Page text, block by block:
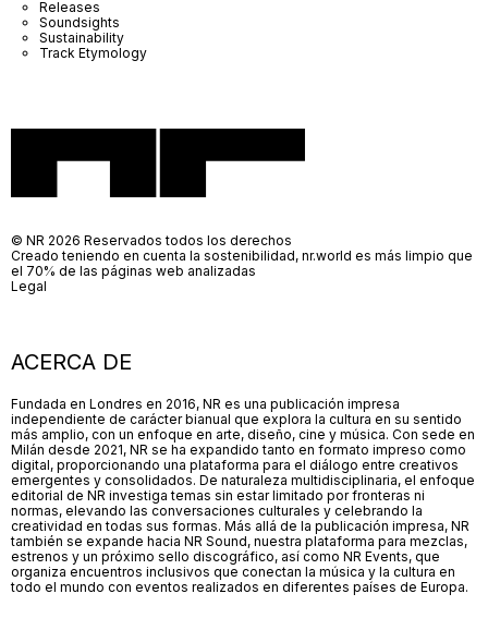
Releases
Soundsights
Sustainability
Track Etymology
ACERCA DE
Fundada en Londres en 2016, NR es una publicación impresa
independiente de carácter bianual que explora la cultura en su sentido
más amplio, con un enfoque en arte, diseño, cine y música. Con sede en
Milán desde 2021, NR se ha expandido tanto en formato impreso como
digital, proporcionando una plataforma para el diálogo entre creativos
emergentes y consolidados. De naturaleza multidisciplinaria, el enfoque
editorial de NR investiga temas sin estar limitado por fronteras ni
normas, elevando las conversaciones culturales y celebrando la
creatividad en todas sus formas. Más allá de la publicación impresa, NR
también se expande hacia NR Sound, nuestra plataforma para mezclas,
estrenos y un próximo sello discográfico, así como NR Events, que
organiza encuentros inclusivos que conectan la música y la cultura en
todo el mundo con eventos realizados en diferentes países de Europa.
© NR 2026 Reservados todos los derechos
Creado teniendo en cuenta la sostenibilidad, nr.world es más limpio que
el 70% de las páginas web analizadas
Legal